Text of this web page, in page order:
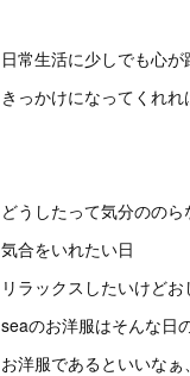
日常生活に少しでも心が
きっかけになってくれ
どうしたって気分ののら
気合をいれたい日
リラックスしたいけど
seaのお洋服はそんな日
お洋服であるといいなぁ